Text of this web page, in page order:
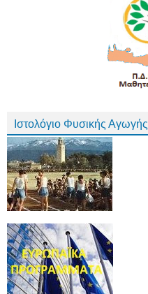
Ιστολόγιο Φυσικής Αγωγής